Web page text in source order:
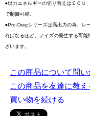
●出力エネルギーの切り替えはＥＣＵ
で制御可能。
●Pro-Dragシリーズは高出力の為、レ
ればなるほど、ノイズの発生する可
ざいます。
この商品について問い
この商品を友達に教え
買い物を続ける